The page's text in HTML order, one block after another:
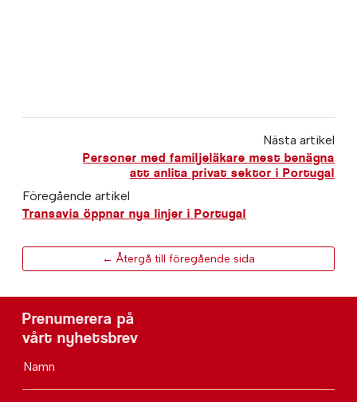
Nästa artikel
Personer med familjeläkare mest benägna
att anlita privat sektor i Portugal
Föregående artikel
Transavia öppnar nya linjer i Portugal
← Återgå till föregående sida
Prenumerera på
vårt nyhetsbrev
Namn